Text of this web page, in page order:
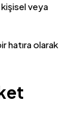
veya
hatıra olarak